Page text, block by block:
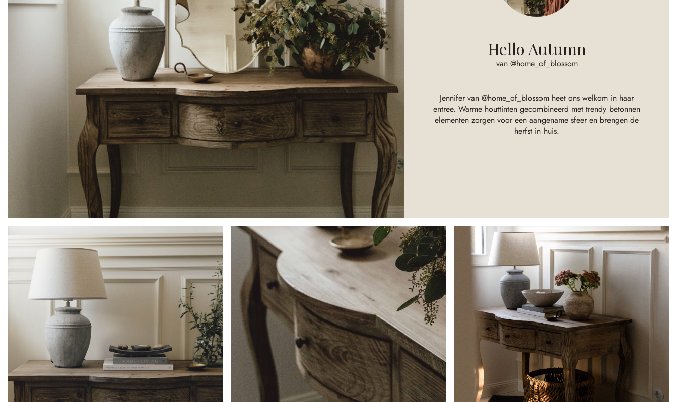
Hello Autumn
van @home_of_blossom
Jennifer van @home_of_blossom heet ons welkom in haar
entree. Warme houttinten gecombineerd met trendy betonnen
elementen zorgen voor een aangename sfeer en brengen de
herfst in huis.